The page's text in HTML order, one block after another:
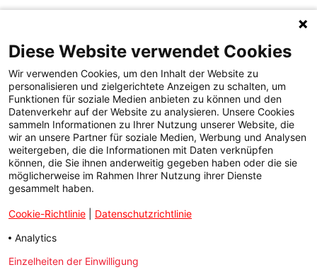
Diese Website verwendet Cookies
Wir verwenden Cookies, um den Inhalt der Website zu
personalisieren und zielgerichtete Anzeigen zu schalten, um
Funktionen für soziale Medien anbieten zu können und den
Datenverkehr auf der Website zu analysieren. Unsere Cookies
sammeln Informationen zu Ihrer Nutzung unserer Website, die
wir an unsere Partner für soziale Medien, Werbung und Analysen
weitergeben, die die Informationen mit Daten verknüpfen
können, die Sie ihnen anderweitig gegeben haben oder die sie
möglicherweise im Rahmen Ihrer Nutzung ihrer Dienste
gesammelt haben.
Cookie-Richtlinie
Datenschutzrichtlinie
Analytics
Einzelheiten der Einwilligung